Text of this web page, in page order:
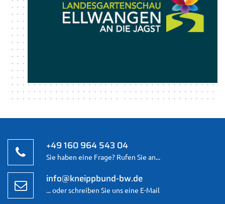
+49 160 964 543 04
Sie haben eine Frage? Rufen Sie an...
info@kneippbund-bw.de
... oder schreiben Sie uns eine E-Mail